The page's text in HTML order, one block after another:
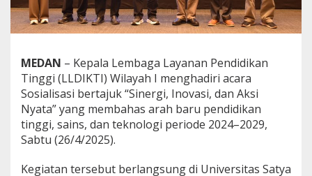
H
a
d
r
i
S
o
s
i
a
l
s
MEDAN – Kepala Lembaga Layanan Pendidikan
Tinggi (LLDIKTI) Wilayah I menghadiri acara
Sosialisasi bertajuk “Sinergi, Inovasi, dan Aksi
Nyata” yang membahas arah baru pendidikan
tinggi, sains, dan teknologi periode 2024–2029,
Sabtu (26/4/2025).
Kegiatan tersebut berlangsung di Universitas Satya